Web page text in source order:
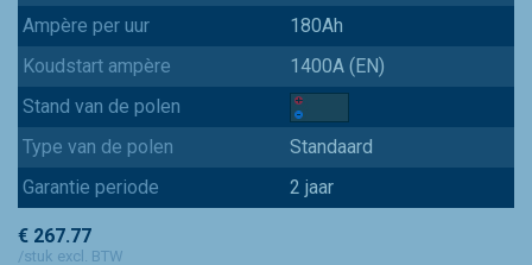
Ampère per uur
180Ah
Koudstart ampère
1400A (EN)
Stand van de polen
Type van de polen
Standaard
Garantie periode
2 jaar
€ 267.77
/stuk excl. BTW